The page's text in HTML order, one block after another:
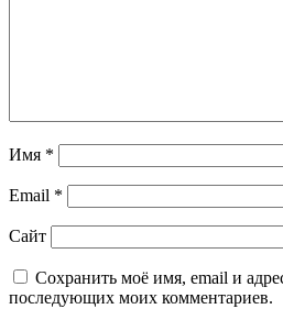
Имя *
Email *
Сайт
Сохранить моё имя, email и
последующих моих комментариев.